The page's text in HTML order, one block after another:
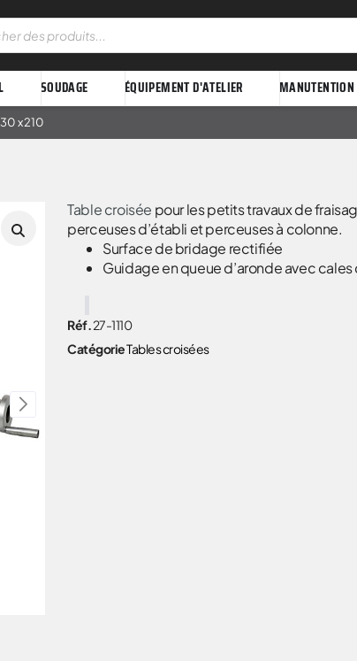
SOUDAGE ÉQUIPEMENT D'ATELIER
x 210
Table croisée pour les petits travaux de
perceuses d’établi et perceuses à colonne.
Surface de bridage rectifiée
Guidage en queue d’aronde avec
Réf. 27-1110
CatégorieTables croisées